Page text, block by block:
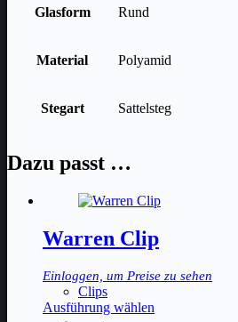
Glasform Rund
Material Polyamid
Stegart Sattelsteg
Dazu passt …
Warren Clip
Einloggen, um Preise zu sehen
Clips
Ausführung wählen